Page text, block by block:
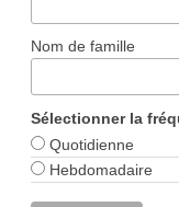
Nom de famille
Sélectionner la
Quotidienne
Hebdomadaire